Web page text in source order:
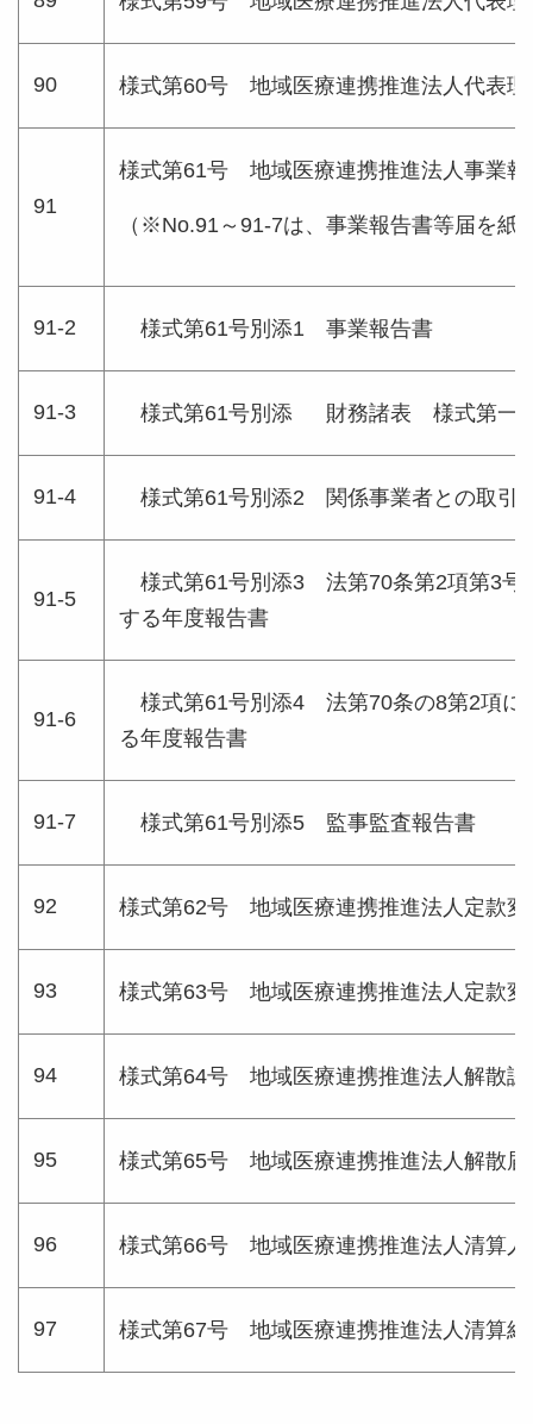
90 様式第60号 地域医療連携推進法人代表理
91
様式第61号 地域医療連携推進法人事業報
（※No.91～91-7は、事業報告書等届を紙
91-2 様式第61号別添1 事業報告書
91-3 様式第61号別添 財務諸表 様式第一
91-4 様式第61号別添2 関係事業者との取引
91-5
様式第61号別添3 法第70条第2項第3号
する年度報告書
91-6
様式第61号別添4 法第70条の8第2項に
る年度報告書
91-7 様式第61号別添5 監事監査報告書
92 様式第62号 地域医療連携推進法人定款変
93 様式第63号 地域医療連携推進法人定款変
94 様式第64号 地域医療連携推進法人解散認
95 様式第65号 地域医療連携推進法人解散届
96 様式第66号 地域医療連携推進法人清算人
97 様式第67号 地域医療連携推進法人清算結